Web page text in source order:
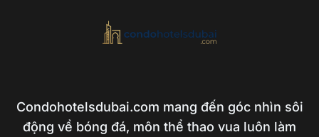
Condohotelsdubai.com mang đến góc nhìn sôi
động về bóng đá, môn thể thao vua luôn làm